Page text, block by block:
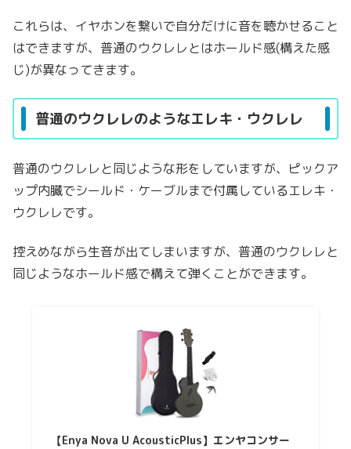
これらは、イヤホンを繋いで自分だけに音を聴かせること
はできますが、普通のウクレレとはホールド感(構えた感
じ)が異なってきます。
普通のウクレレのようなエレキ・ウクレレ
普通のウクレレと同じような形をしていますが、ピックア
ップ内臓でシールド・ケーブルまで付属しているエレキ・
ウクレレです。
控えめながら生音が出てしまいますが、普通のウクレレと
同じようなホールド感で構えて弾くことができます。
【Enya Nova U AcousticPlus】エンヤコンサー